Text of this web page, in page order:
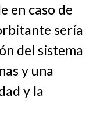
en caso de
sería
del sistema
y una
y la